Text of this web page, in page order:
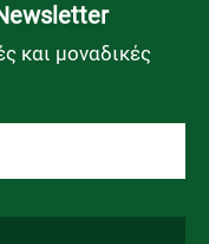
και μοναδικές